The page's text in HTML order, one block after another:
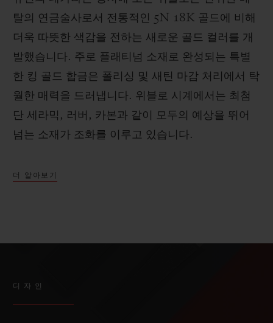
탈의 연금술사로서 전통적인 5N 18K 골드에 비해
더욱 따뜻한 색감을 전하는 새로운 골드 컬러를 개
발했습니다. 주로 플래티넘 소재로 완성되는 특별
한 킹 골드 합금은 폴리싱 및 새틴 마감 처리에서 탁
월한 매력을 드러냅니다. 위블로 시계에서는 최첨
단 세라믹, 러버, 카본과 같이 모두의 예상을 뛰어
넘는 소재가 조화를 이루고 있습니다.
더 알아보기
디자인